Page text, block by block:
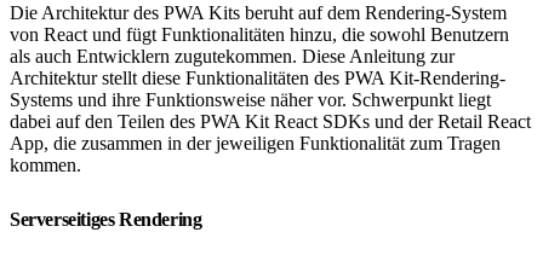
Die Architektur des PWA Kits beruht auf dem Rendering-System
von React und fügt Funktionalitäten hinzu, die sowohl Benutzern
als auch Entwicklern zugutekommen. Diese Anleitung zur
Architektur stellt diese Funktionalitäten des PWA Kit-Rendering-
Systems und ihre Funktionsweise näher vor. Schwerpunkt liegt
dabei auf den Teilen des PWA Kit React SDKs und der Retail React
App, die zusammen in der jeweiligen Funktionalität zum Tragen
kommen.
Serverseitiges Rendering